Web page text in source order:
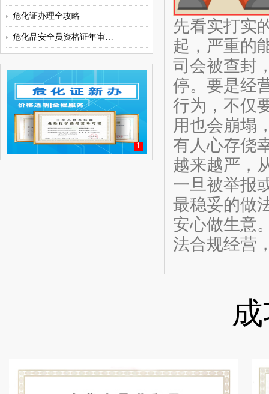
危化证办理全攻略
危化品安全员资格证年审周一般都
1
先看实打实
起，严重的
司会被查封
停。要是经
行为，不仅
用也会崩塌
有人心存侥
越来越严，
一旦被举报
最稳妥的做
安心做生意
法合规经营